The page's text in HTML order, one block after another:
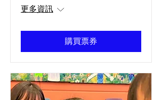
更多資訊
購買票券